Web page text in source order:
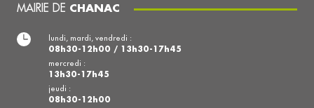
MAIRIE DE CHANAC
lundi, mardi, vendredi :
08h30-12h00 / 13h30-17h45
mercredi :
13h30-17h45
jeudi :
08h30-12h00